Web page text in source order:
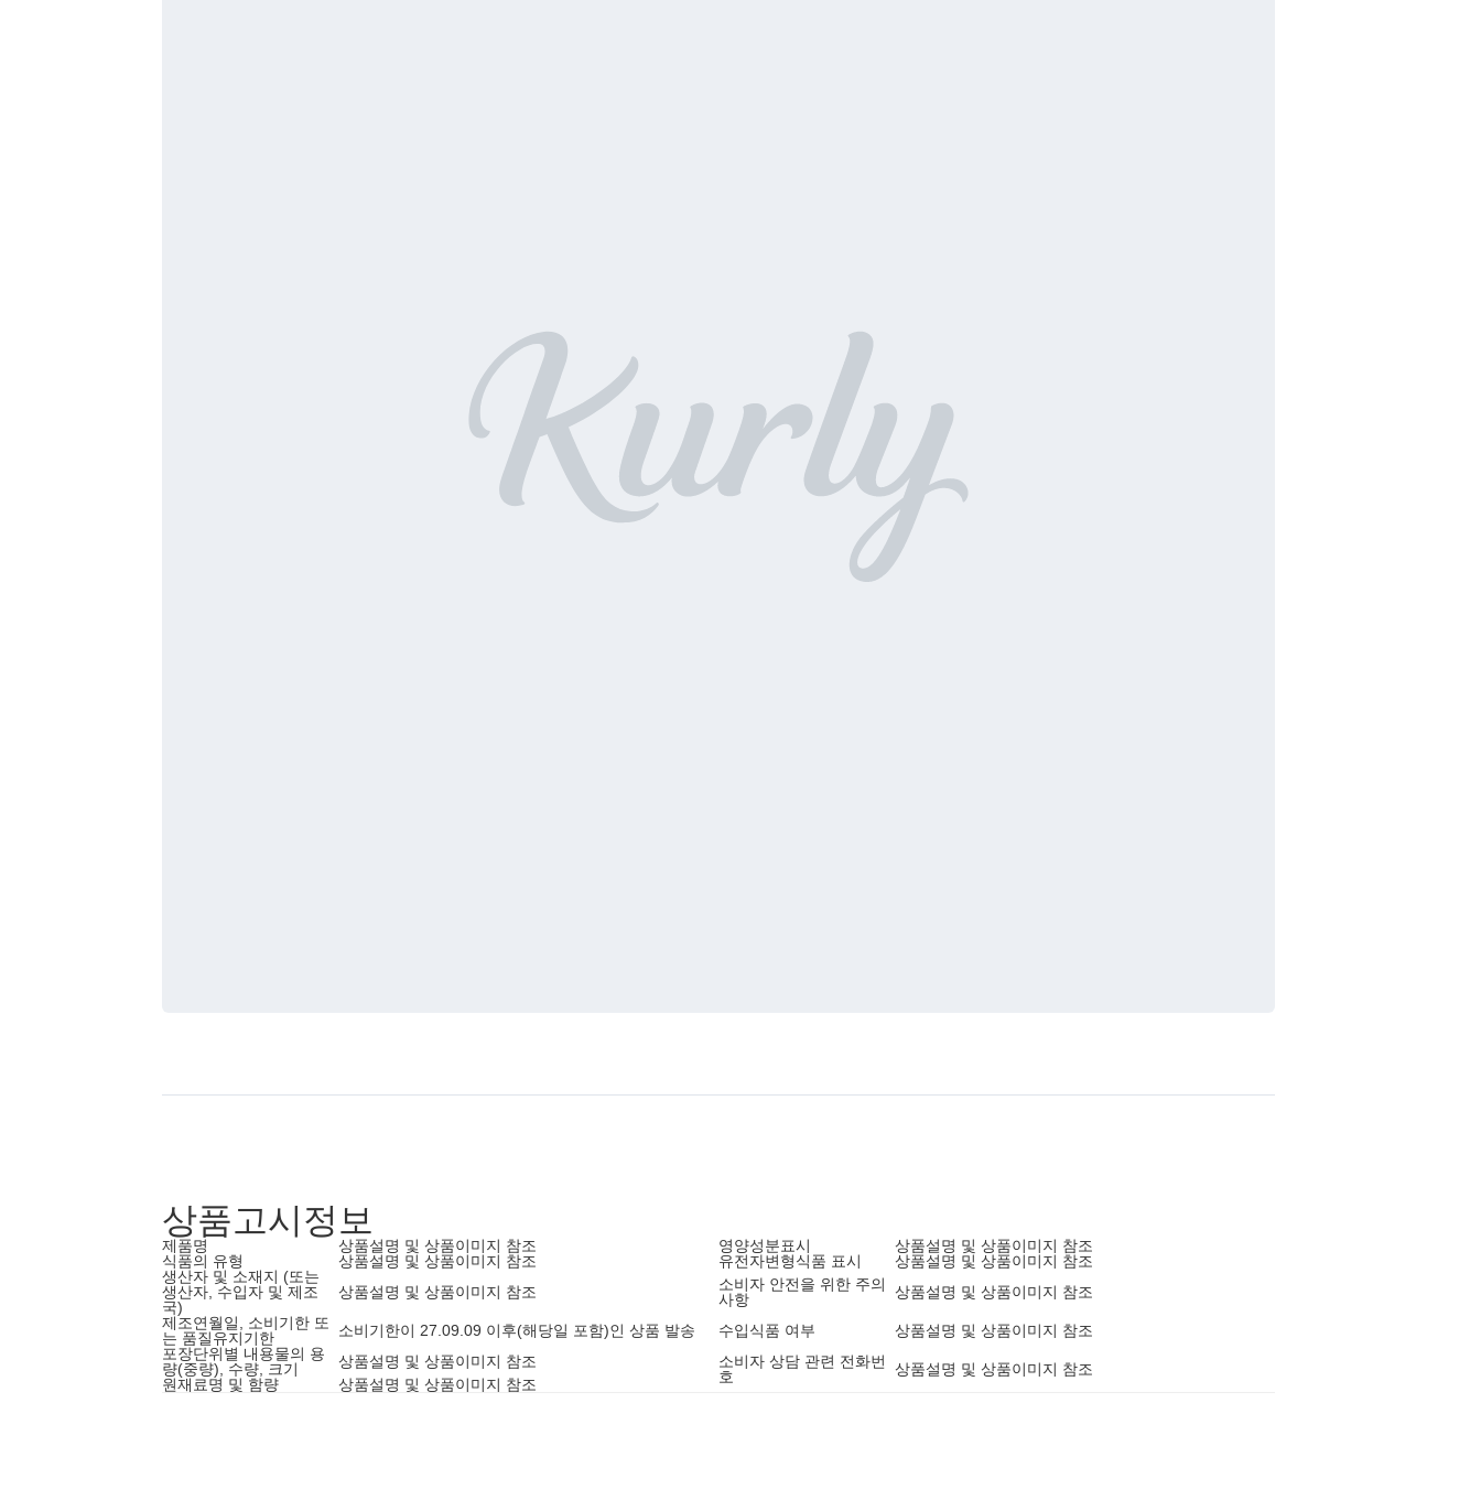
상품고시정보
제품명 상품설명 및 상품이미지 참조 영양성분표시
상품설명 및 상품이미지 참조
식품의 유형
상품설명 및 상품이미지 참조 유전자변형식품 표시
상품설명 및 상품이미지 참조
생산자 및 소재지 (또는
생산자, 수입자 및 제조
국)
상품설명 및 상품이미지 참조
소비자 안전을 위한 주의
사항
상품설명 및 상품이미지 참조
제조연월일, 소비기한 또
는 품질유지기한
소비기한이 27.09.09 이후(해당일 포함)인 상품 발송 수입식품 여부
상품설명 및 상품이미지 참조
포장단위별 내용물의 용
량(중량), 수량, 크기
상품설명 및 상품이미지 참조
소비자 상담 관련 전화번
호
상품설명 및 상품이미지 참조
원재료명 및 함량
상품설명 및 상품이미지 참조